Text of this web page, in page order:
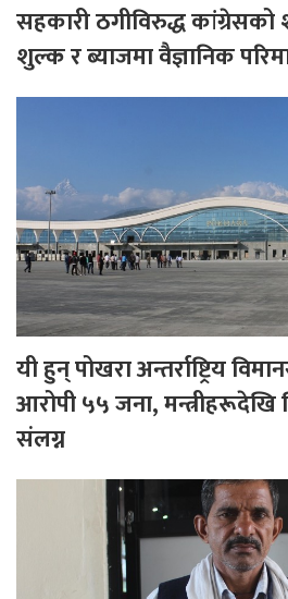
सहकारी ठगीविरुद्ध
शुल्क र ब्याजमा वैज्ञानिक
यी हुन् पोखरा अन्तर्राष्ट्रिय
आरोपी ५५ जना, मन्त्रीहरूदेखि
संलग्न